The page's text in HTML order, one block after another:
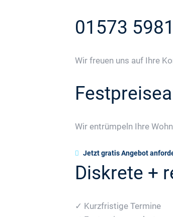
01573
Wir freuen uns auf Ihre
Wir entrümpeln Ihre
Jetzt gratis Angebot
Diskrete +
✓ Kurzfristige Termine